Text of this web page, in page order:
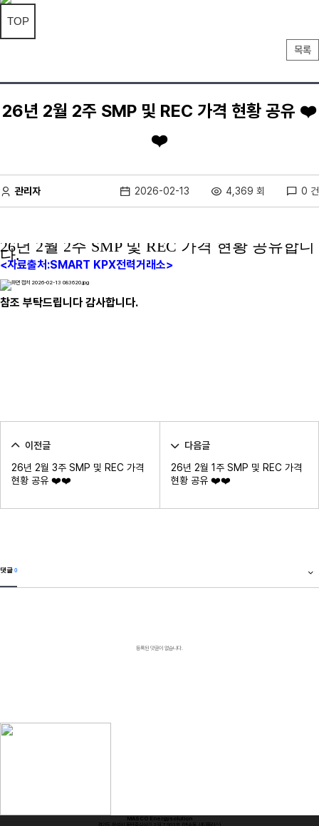
TOP
목록
26년 2월 2주 SMP 및 REC 가격 현황 공유 ❤️
❤️
관리자 2026-02-13 4,369 회 0 건
26년 2월 2주 SMP 및 REC 가격 현황 공유합니
다.
<자료출처:SMART KPX전력거래소>
참조 부탁드립니다 감사합니다.
이전글
26년 2월 3주 SMP 및 REC 가격
현황 공유 ❤️❤️
다음글
26년 2월 1주 SMP 및 REC 가격
현황 공유 ❤️❤️
댓글 0
등록된 댓글이 없습니다.
MASCO Energysolution